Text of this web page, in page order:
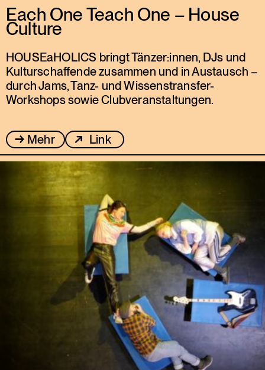
Each One Teach One – House
Culture
HOUSEaHOLICS bringt Tänzer:innen, DJs und
Kulturschaffende zusammen und in Austausch –
durch Jams, Tanz- und Wissenstransfer-
Workshops sowie Clubveranstaltungen.
Mehr Link